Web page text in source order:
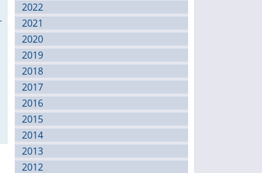
2022
2021
2020
2019
2018
2017
2016
2015
2014
2013
2012